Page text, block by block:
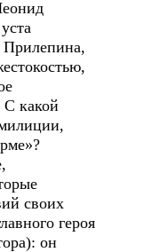
С какой
своих
героя
он